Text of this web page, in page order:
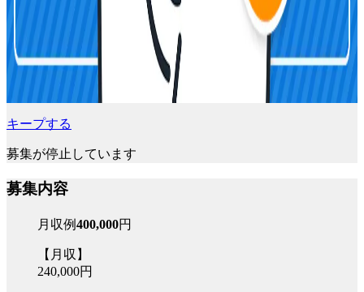
キープする
募集が停止しています
募集内容
月収例400,000円
【月収】
240,000円